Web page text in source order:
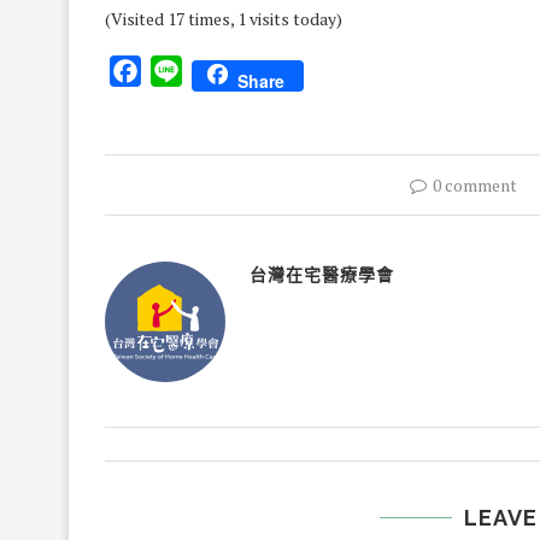
(Visited 17 times, 1 visits today)
Facebook
Line Share
0 comment
台灣在宅醫療學會